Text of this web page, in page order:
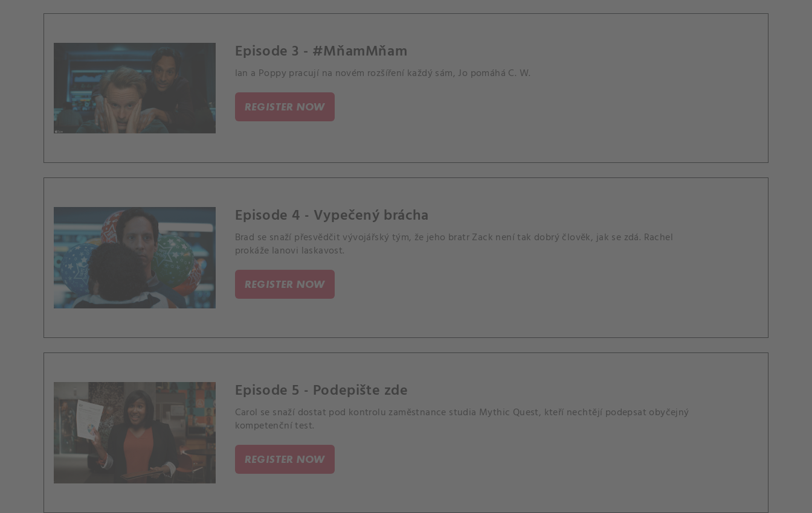
Episode 3 - #MňamMňam
Ian a Poppy pracují na novém rozšíření každý sám, Jo pomáhá C. W.
REGISTER NOW
Episode 4 - Vypečený brácha
Brad se snaží přesvědčit vývojářský tým, že jeho bratr Zack není tak dobrý člověk, jak se zdá. Rachel
prokáže Ianovi laskavost.
REGISTER NOW
Episode 5 - Podepište zde
Carol se snaží dostat pod kontrolu zaměstnance studia Mythic Quest, kteří nechtějí podepsat obyčejný
kompetenční test.
REGISTER NOW